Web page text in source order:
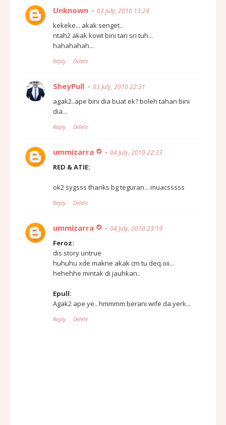
Unknown 03 July, 2010 13:24
kekeke... akak senget..
ntah2 akak kowt bini tan sri tuh...
hahahahah...
Reply Delete
SheyPull 03 July, 2010 22:31
agak2..ape bini dia buat ek? boleh tahan bini
dia...
Reply Delete
ummizarra 04 July, 2010 22:33
RED & ATIE:
ok2 sygsss thanks bg teguran... muacsssss
Reply Delete
ummizarra 04 July, 2010 23:19
Feroz:
dis story untrue
huhuhu xde makne akak cm tu deq oii...
hehehhe mintak di jauhkan..
Epull:
Agak2 ape ye.. hmmmm berani wife da yerk...
Reply Delete